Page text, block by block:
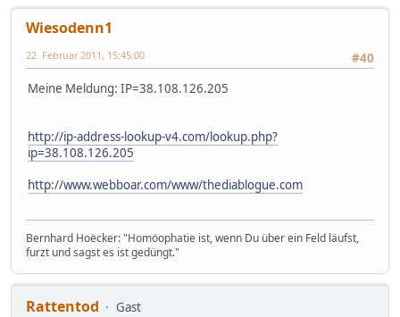
Wiesodenn1
#40
22. Februar 2011, 15:45:00
Meine Meldung: IP=38.108.126.205
http://ip-address-lookup-v4.com/lookup.php?
ip=38.108.126.205
http://www.webboar.com/www/thediablogue.com
Bernhard Hoëcker: "Homöophatie ist, wenn Du über ein Feld läufst,
furzt und sagst es ist gedüngt."
Rattentod
Gast